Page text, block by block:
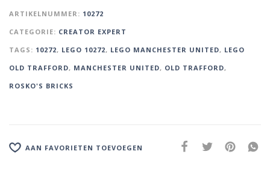
a
t
ARTIKELNUMMER: 10272
CATEGORIE: CREATOR EXPERT
TAGS: 10272, LEGO 10272, LEGO MANCHESTER UNITED, LEGO
OLD TRAFFORD, MANCHESTER UNITED, OLD TRAFFORD,
ROSKO'S BRICKS
AAN FAVORIETEN TOEVOEGEN